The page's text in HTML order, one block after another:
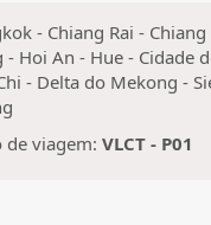
- Chiang Rai -
- Hoi An - Hue- Cidade
- Delta do Mekong -
de viagem: VLCT - P01